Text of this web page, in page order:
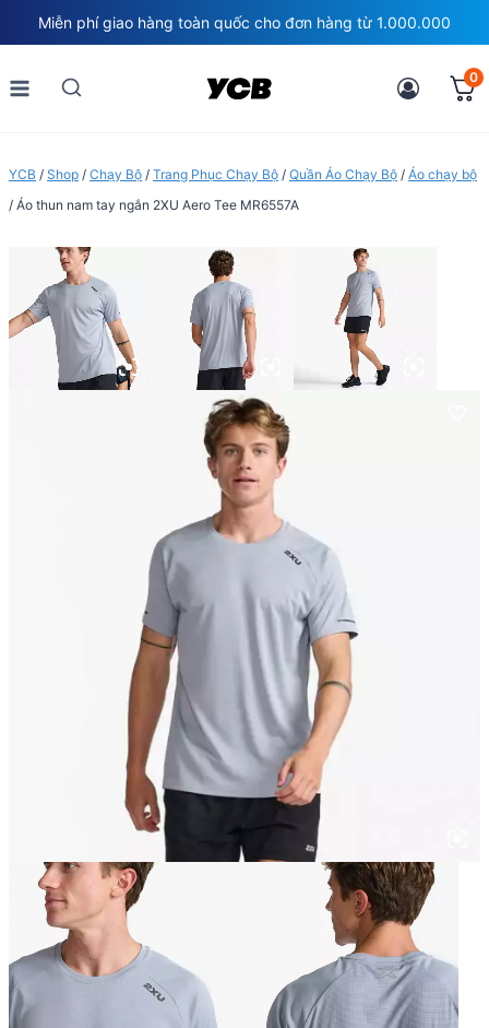
to
content
Miễn phí giao hàng toàn quốc cho đơn hàng từ 1.000.000
0
YCB / Shop / Chạy Bộ / Trang Phục Chạy Bộ / Quần Áo Chạy Bộ / Áo chạy bộ
/ Áo thun nam tay ngắn 2XU Aero Tee MR6557A